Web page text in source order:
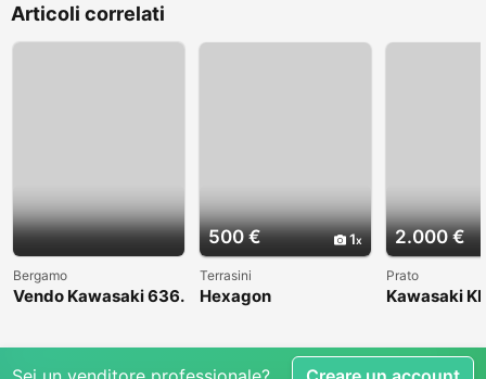
Articoli correlati
Bergamo
Vendo Kawasaki 636.
500 € 1
Terrasini
Hexagon
2.000 €
Prato
Kawasaki